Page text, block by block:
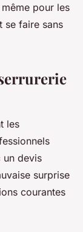
pour les
se faire sans
les
un devis
surprise
courantes